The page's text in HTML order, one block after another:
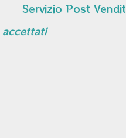
Servizio Post
accettati